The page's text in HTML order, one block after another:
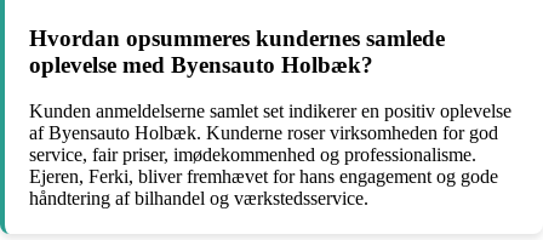
Hvordan opsummeres kundernes samlede
oplevelse med Byensauto Holbæk?
Kunden anmeldelserne samlet set indikerer en positiv oplevelse
af Byensauto Holbæk. Kunderne roser virksomheden for god
service, fair priser, imødekommenhed og professionalisme.
Ejeren, Ferki, bliver fremhævet for hans engagement og gode
håndtering af bilhandel og værkstedsservice.